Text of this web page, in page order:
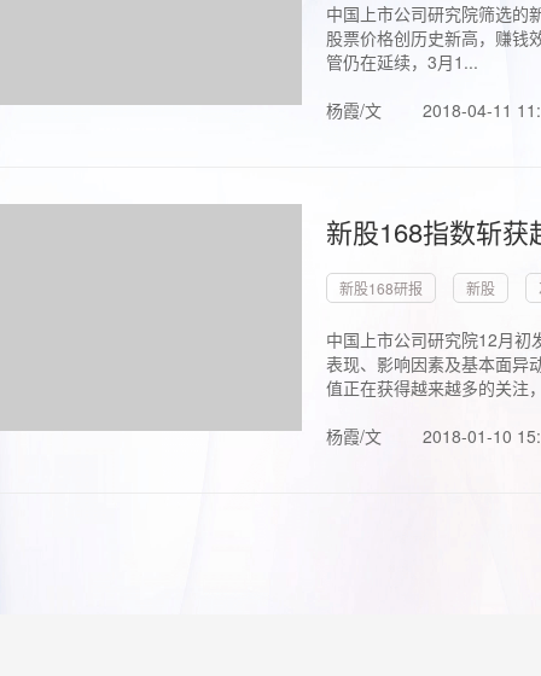
中国上市公司研究院筛选的
股票价格创历史新高，赚钱
管仍在延续，3月1...
杨霞/文
2018-04-11
新股168指数斩
新股168研报 新股
中国上市公司研究院12月初
表现、影响因素及基本面异
值正在获得越来越多的关注
杨霞/文
2018-01-10